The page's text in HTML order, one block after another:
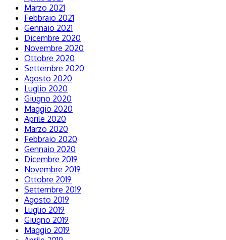
Marzo 2021
Febbraio 2021
Gennaio 2021
Dicembre 2020
Novembre 2020
Ottobre 2020
Settembre 2020
Agosto 2020
Luglio 2020
Giugno 2020
Maggio 2020
Aprile 2020
Marzo 2020
Febbraio 2020
Gennaio 2020
Dicembre 2019
Novembre 2019
Ottobre 2019
Settembre 2019
Agosto 2019
Luglio 2019
Giugno 2019
Maggio 2019